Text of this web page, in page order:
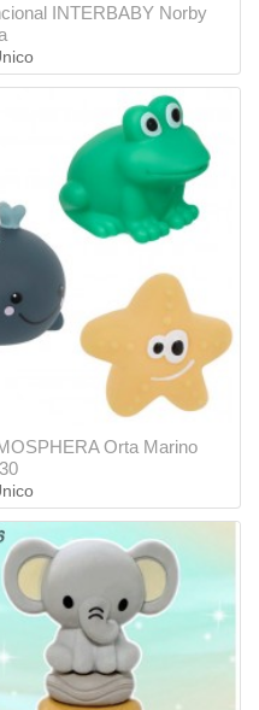
INTERBABY Norby
Orta Marino